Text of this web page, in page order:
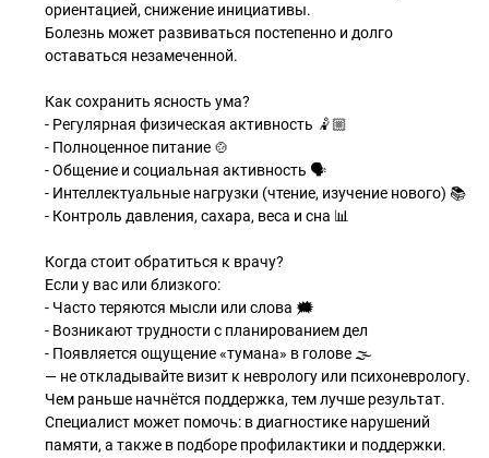
ориентацией, снижение инициативы.
Болезнь может развиваться постепенно и долго
оставаться незамеченной.
Как сохранить ясность ума?
- Регулярная физическая активность 🤾🏼
- Полноценное питание 🍲
- Общение и социальная активность 🗣️
- Интеллектуальные нагрузки (чтение, изучение нового) 📚
- Контроль давления, сахара, веса и сна 📊
Когда стоит обратиться к врачу?
Если у вас или близкого:
- Часто теряются мысли или слова 🗯️
- Возникают трудности с планированием дел
- Появляется ощущение «тумана» в голове 🌫️
— не откладывайте визит к неврологу или психоневрологу.
Чем раньше начнётся поддержка, тем лучше результат.
Специалист может помочь: в диагностике нарушений
памяти, а также в подборе профилактики и поддержки.